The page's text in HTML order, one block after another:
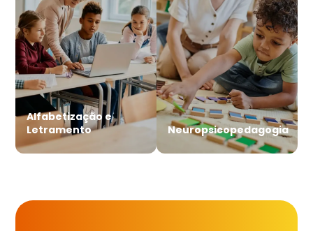
Alfabetização e
Letramento
Neuropsicopedagogia